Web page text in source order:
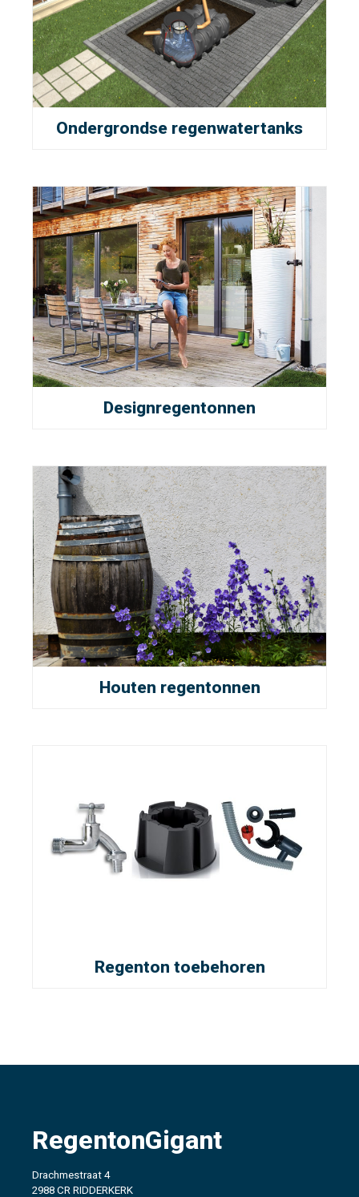
Ondergrondse regenwatertanks
Designregentonnen
Houten regentonnen
Regenton toebehoren
RegentonGigant
Drachmestraat 4
2988 CR RIDDERKERK